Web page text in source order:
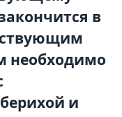
в
необходимо
и